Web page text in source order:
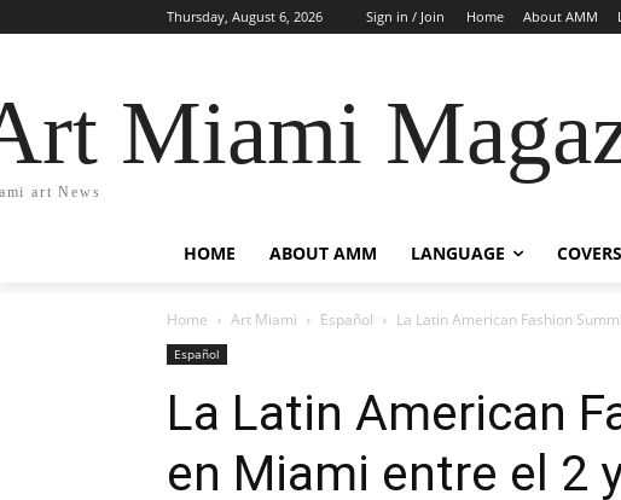
Thursday, August 6, 2026 Sign in / Join Home About AMM
Miami
art News
HOME ABOUT AMM LANGUAGE COVERS
Home Art Miami Español La Latin American Fashion
Español
La Latin American
en Miami entre el 2